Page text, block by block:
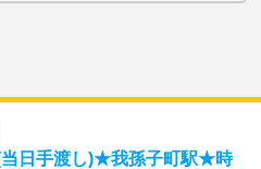
日手渡し)★我孫子町駅★時